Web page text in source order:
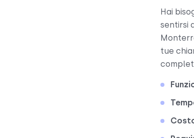
Hai
sentirsi
tue